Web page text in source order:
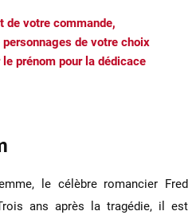
de votre commande,
de votre choix
prénom pour la dédicace
le célèbre romancier Fred
ans après la tragédie, il est